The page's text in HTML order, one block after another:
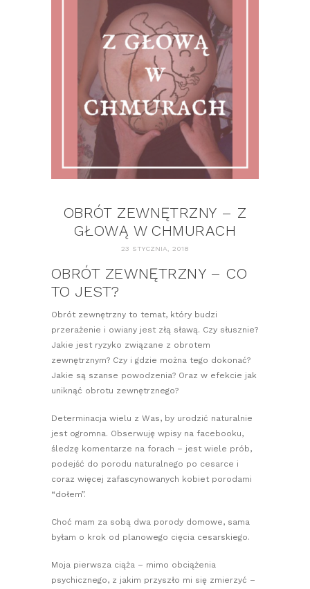
OBRÓT ZEWNĘTRZNY – Z
GŁOWĄ W CHMURACH
23 STYCZNIA, 2018
OBRÓT ZEWNĘTRZNY – CO
TO JEST?
Obrót zewnętrzny to temat, który budzi
przerażenie i owiany jest złą sławą. Czy słusznie?
Jakie jest ryzyko związane z obrotem
zewnętrznym? Czy i gdzie można tego dokonać?
Jakie są szanse powodzenia? Oraz w efekcie jak
uniknąć obrotu zewnętrznego?
Determinacja wielu z Was, by urodzić naturalnie
jest ogromna. Obserwuję wpisy na facebooku,
śledzę komentarze na forach – jest wiele prób,
podejść do porodu naturalnego po cesarce i
coraz więcej zafascynowanych kobiet porodami
“dołem”.
Choć mam za sobą dwa porody domowe, sama
byłam o krok od planowego cięcia cesarskiego.
Moja pierwsza ciąża – mimo obciążenia
psychicznego, z jakim przyszło mi się zmierzyć –